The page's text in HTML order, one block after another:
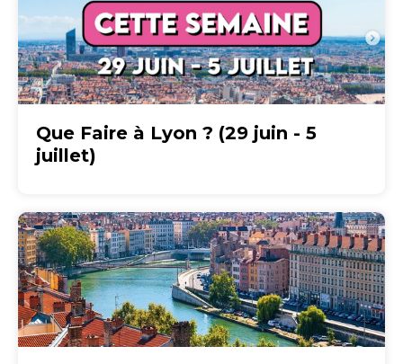
Que Faire à Lyon ? (29 juin - 5
juillet)